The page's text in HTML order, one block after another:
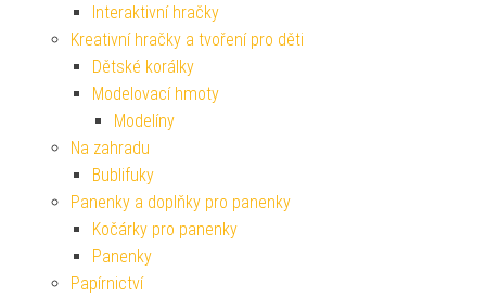
Interaktivní hračky
Kreativní hračky a tvoření pro děti
Dětské korálky
Modelovací hmoty
Modelíny
Na zahradu
Bublifuky
Panenky a doplňky pro panenky
Kočárky pro panenky
Panenky
Papírnictví